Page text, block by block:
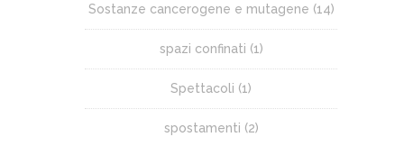
Sostanze cancerogene e mutagene (14)
spazi confinati (1)
Spettacoli (1)
spostamenti (2)